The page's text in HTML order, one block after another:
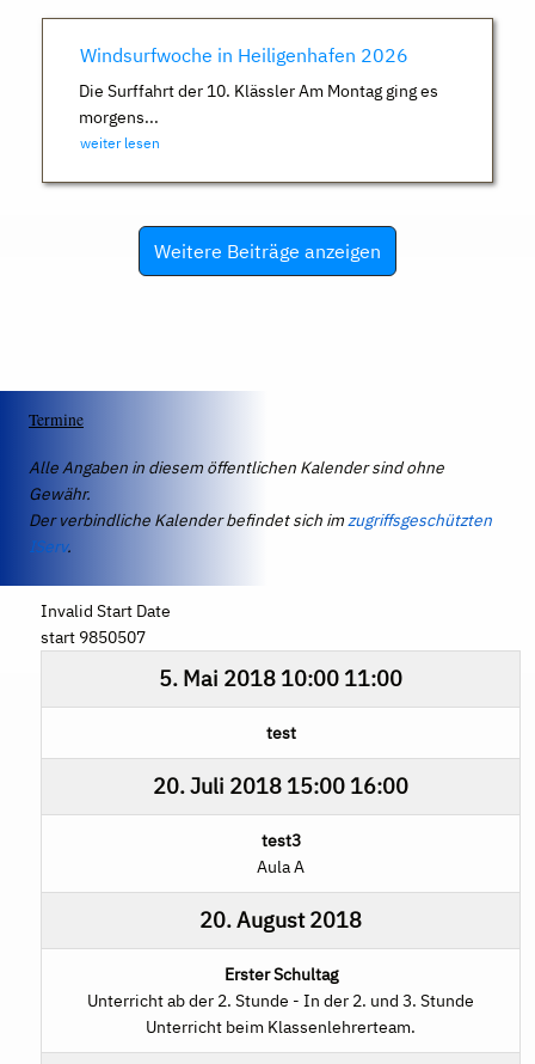
Windsurfwoche in Heiligenhafen 2026
Die Surffahrt der 10. Klässler Am Montag ging es
morgens...
weiter lesen
Weitere Beiträge anzeigen
Termine
Alle Angaben in diesem öffentlichen Kalender sind ohne
Gewähr.
Der verbindliche Kalender befindet sich imzugriffsgeschützten
IServ.
Invalid Start Date
start 9850507
5. Mai 2018 10:00 11:00
test
20. Juli 2018 15:00 16:00
test3
Aula A
20. August 2018
Erster Schultag
Unterricht ab der 2. Stunde - In der 2. und 3. Stunde
Unterricht beim Klassenlehrerteam.